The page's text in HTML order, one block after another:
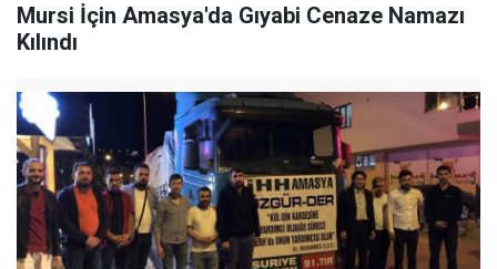
Mursi İçin Amasya'da Gıyabi Cenaze Namazı
Kılındı